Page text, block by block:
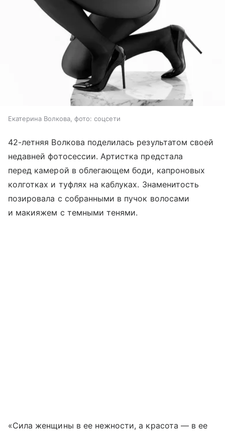
Екатерина Волкова, фото: соцсети
42-летняя Волкова поделилась результатом своей
недавней фотосессии. Артистка предстала
перед камерой в облегающем боди, капроновых
колготках и туфлях на каблуках. Знаменитость
позировала с собранными в пучок волосами
и макияжем с темными тенями.
«Сила женщины в ее нежности, а красота — в ее